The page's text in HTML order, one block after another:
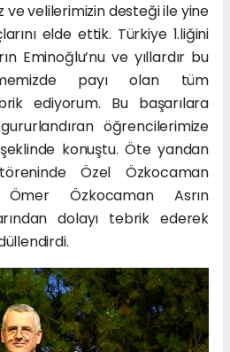
ve velilerimizin desteği ile yine
elde ettik. Türkiye 1.liğini
Eminoğlu’nu ve yıllardır bu
payı olan tüm
ediyorum. Bu başarılara
öğrencilerimize
konuştu. Öte yandan
Özel Özkocaman
Ömer Özkocaman Asrın
dolayı tebrik ederek